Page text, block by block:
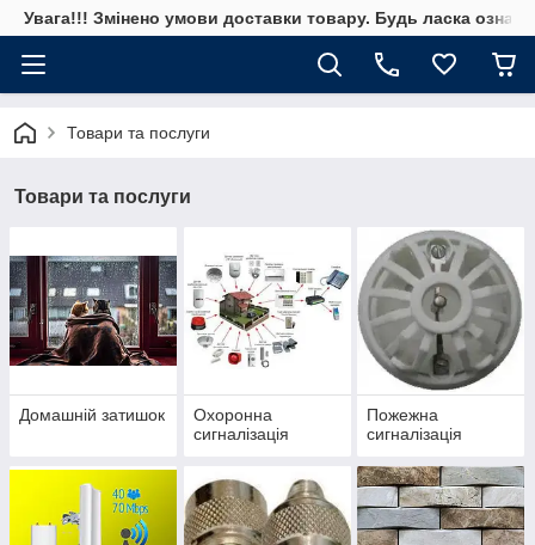
Увага!!! Змінено умови доставки товару. Будь ласка
Товари та послуги
Товари та послуги
Домашній затишок
Охоронна
сигналізація
Пожежна
сигналізація